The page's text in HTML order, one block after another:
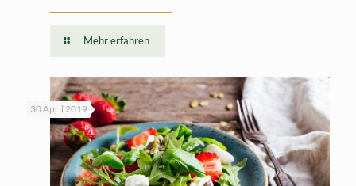
Mehr erfahren
30 April 2019